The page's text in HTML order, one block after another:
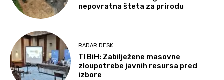
nepovratna šteta za prirodu
RADAR DESK
TI BiH: Zabilježene masovne
zloupotrebe javnih resursa pred
izbore